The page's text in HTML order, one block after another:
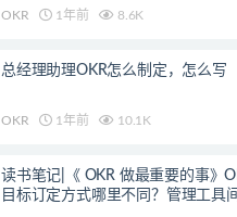
OKR 1年前 8.6K
总经理助理OKR怎么制定，怎么写
OKR 1年前 10.1K
读书笔记|《 OKR 做最重要的事》
目标订定方式哪里不同？管理工具